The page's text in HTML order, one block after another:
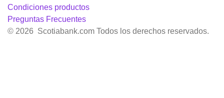
Condiciones productos
Preguntas Frecuentes
© 2026 Scotiabank.com Todos los derechos reservados.